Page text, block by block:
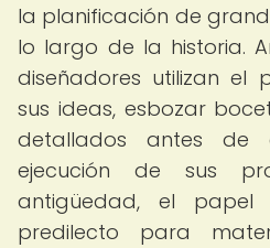
la planificación de
lo largo de la historia.
diseñadores utilizan el
sus ideas, esbozar
detallados antes de
ejecución de sus
antigüedad, el
predilecto para